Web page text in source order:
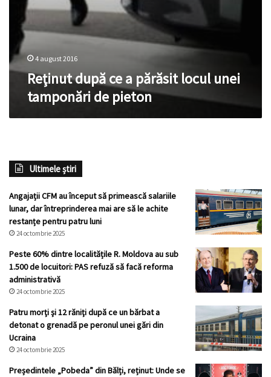
4 august 2016
Reţinut după ce a părăsit locul unei
tamponări de pieton
Ultimele știri
Angajații CFM au început să primească salariile
lunar, dar întreprinderea mai are să le achite
restanțe pentru patru luni
24 octombrie 2025
Peste 60% dintre localitățile R. Moldova au sub
1.500 de locuitori: PAS refuză să facă reforma
administrativă
24 octombrie 2025
Patru morţi şi 12 răniţi după ce un bărbat a
detonat o grenadă pe peronul unei gări din
Ucraina
24 octombrie 2025
Președintele „Pobeda” din Bălți, reținut: Unde se